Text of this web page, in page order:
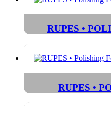
RUPES •
RUPES •